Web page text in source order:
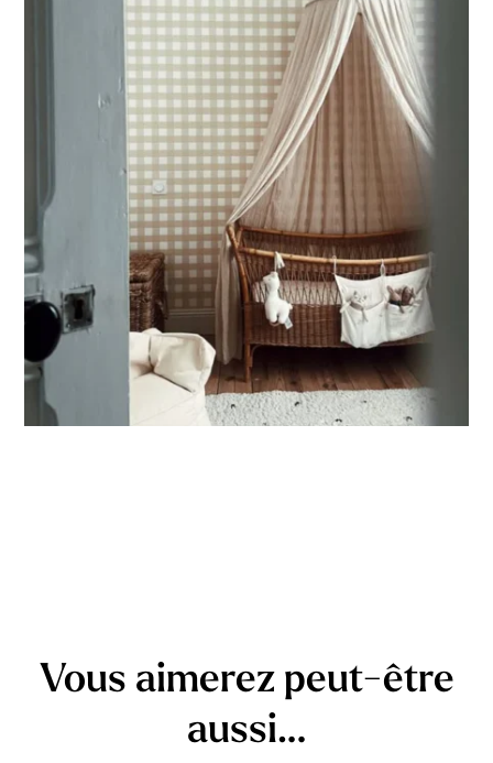
Parfait pour les murs avec soubassement (moulures en
partie basse) ou pour les murs très longs.
Ce format permet de concentrer le visuel sur la partie
supérieure du mur.
Conçu pour les très grands murs, afin d’obtenir un visuel
ample et immersif.
🔹
Adapté aux espaces où la hauteur est plus importante que
la largeur (montées d’escalier, pans de mur étroits, etc.).
Vous aimerez peut-être
aussi…